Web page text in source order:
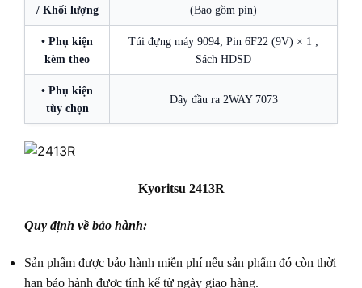
/ Khối lượng
(Bao gồm pin)
• Phụ kiện
kèm theo
Túi đựng máy 9094; Pin 6F22 (9V) × 1 ;
Sách HDSD
• Phụ kiện
tùy chọn
Dây đầu ra 2WAY 7073
Kyoritsu 2413R
Quy định về bảo hành:
Sản phẩm được bảo hành miễn phí nếu sản phẩm đó còn thời
hạn bảo hành được tính kể từ ngày giao hàng.